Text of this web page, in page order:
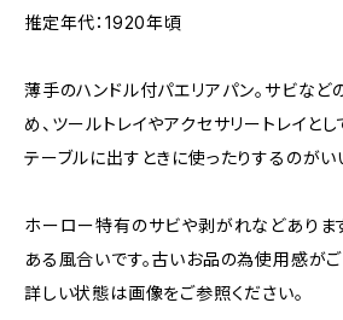
推定年代：1920年頃
薄手のハンドル付パエリアパン。サビなど
め、ツールトレイやアクセサリートレイと
テーブルに出すときに使ったりするのがい
ホーロー特有のサビや剥がれなどありま
ある風合いです。古いお品の為使用感がご
詳しい状態は画像をご参照ください。